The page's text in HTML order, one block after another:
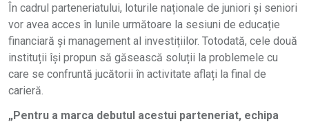
În cadrul parteneriatului, loturile naționale de juniori și seniori
vor avea acces în lunile următoare la sesiuni de educație
financiară și management al investițiilor. Totodată, cele două
instituții își propun să găsească soluții la problemele cu
care se confruntă jucătorii în activitate aflați la final de
carieră.
„Pentru a marca debutul acestui parteneriat, echipa